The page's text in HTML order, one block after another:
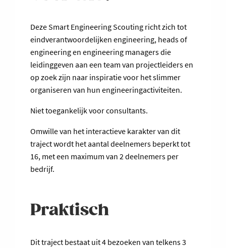
Deze Smart Engineering Scouting richt zich tot
eindverantwoordelijken engineering, heads of
engineering en engineering managers die
leidinggeven aan een team van projectleiders en
op zoek zijn naar inspiratie voor het slimmer
organiseren van hun engineeringactiviteiten.
Niet toegankelijk voor consultants.
Omwille van het interactieve karakter van dit
traject wordt het aantal deelnemers beperkt tot
16, met een maximum van 2 deelnemers per
bedrijf.
Praktisch
Dit traject bestaat uit 4 bezoeken van telkens 3